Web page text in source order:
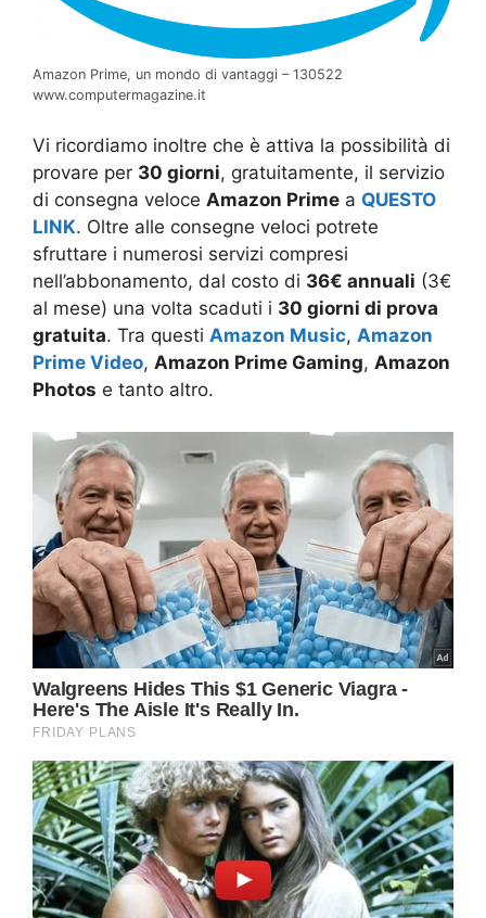
Amazon Prime, un mondo di vantaggi – 130522
www.computermagazine.it
Vi ricordiamo inoltre che è attiva la possibilità di
provare per 30 giorni, gratuitamente, il servizio
di consegna veloce Amazon Prime a QUESTO
LINK. Oltre alle consegne veloci potrete
sfruttare i numerosi servizi compresi
nell’abbonamento, dal costo di 36€ annuali (3€
al mese) una volta scaduti i 30 giorni di prova
gratuita. Tra questi Amazon Music, Amazon
Prime Video, Amazon Prime Gaming, Amazon
Photos e tanto altro.